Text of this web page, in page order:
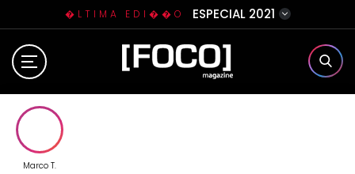
�LTIMA EDI��O ESPECIAL 2021
Home
Marco T.